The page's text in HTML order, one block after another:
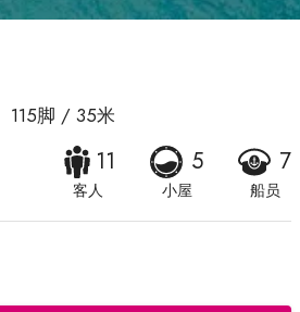
115脚 / 35米
11
客人
5
小屋
7
船员